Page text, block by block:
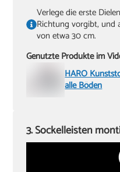
Verlege die erste
Richtung vorgibt, und
von etwa 30 cm.
Genutzte Produkte im
HARO
alle Böden
3. Sockelleisten